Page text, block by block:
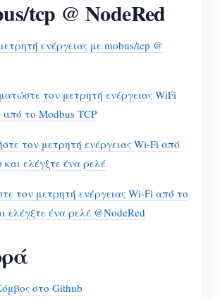
tcp @ NodeRed
ενέργειας με mobus/tcp @
τον μετρητή ενέργειας WiFi
από το Modbus TCP
τον μετρητή ενέργειας Wi-Fi από
ελέγξτε ένα ρελέ
τον μετρητή ενέργειας Wi-Fi από το
ελέγξτε ένα ρελέ @NodeRed
στο Github